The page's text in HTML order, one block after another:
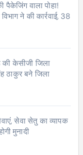
वाला पोहा!
ने की कार्रवाई, 38
की केसीजी जिला
ठाकुर बने जिला
सेवा सेतु का व्यापक
मुनादी